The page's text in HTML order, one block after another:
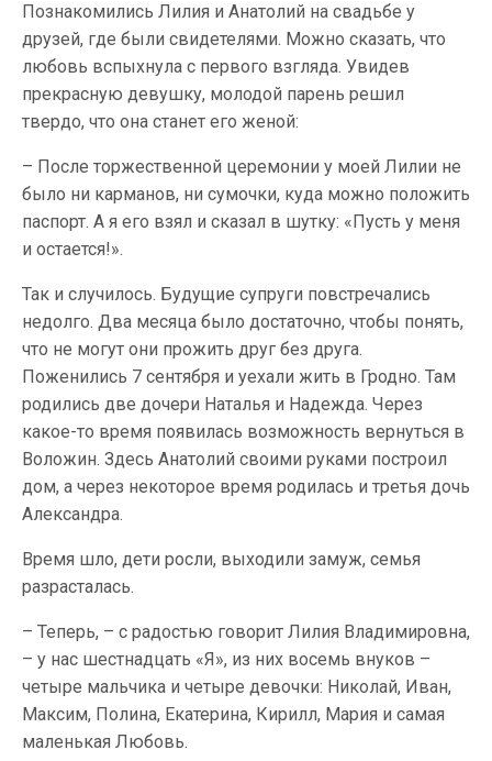
Познакомились Лилия и Анатолий на свадьбе у
друзей, где были свидетелями. Можно сказать, что
любовь вспыхнула с первого взгляда. Увидев
прекрасную девушку, молодой парень решил
твердо, что она станет его женой:
– После торжественной церемонии у моей Лилии не
было ни карманов, ни сумочки, куда можно положить
паспорт. А я его взял и сказал в шутку: «Пусть у меня
и остается!».
Так и случилось. Будущие супруги повстречались
недолго. Два месяца было достаточно, чтобы понять,
что не могут они прожить друг без друга.
Поженились 7 сентября и уехали жить в Гродно. Там
родились две дочери Наталья и Надежда. Через
какое-то время появилась возможность вернуться в
Воложин. Здесь Анатолий своими руками построил
дом, а через некоторое время родилась и третья дочь
Александра.
Время шло, дети росли, выходили замуж, семья
разрасталась.
– Теперь, – с радостью говорит Лилия Владимировна,
– у нас шестнадцать «Я», из них восемь внуков –
четыре мальчика и четыре девочки: Николай, Иван,
Максим, Полина, Екатерина, Кирилл, Мария и самая
маленькая Любовь.